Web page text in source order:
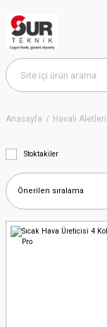
Anasayfa Havalı Aletleri
Stoktakiler